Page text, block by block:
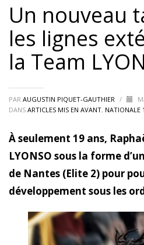
Un nouveau
les lignes
la Team
PAR AUGUSTIN PIQUET-GAUTHIER /
DANS ARTICLES MIS EN AVANT, NATIONALE
À seulement 19 ans,
LYONSO sous la forme
de Nantes (Elite 2) pour
développement sous les